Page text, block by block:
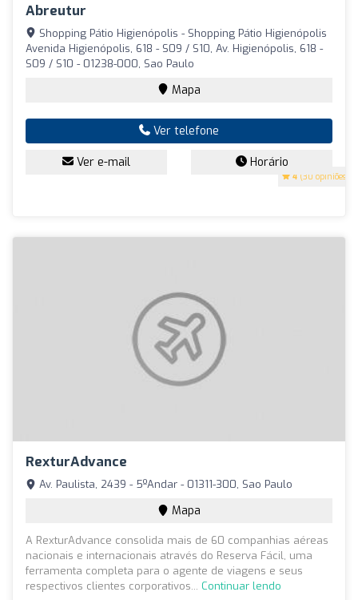
Abreutur
4 (30 opiniões)
Shopping Pátio Higienópolis - Shopping Pátio Higienópolis
Avenida Higienópolis, 618 - S09 / S10, Av. Higienópolis, 618 -
S09 / S10 - 01238-000, Sao Paulo
Mapa
Ver telefone
Ver e-mail Horário
RexturAdvance
Av. Paulista, 2439 - 5ºAndar - 01311-300, Sao Paulo
Mapa
A RexturAdvance consolida mais de 60 companhias aéreas
nacionais e internacionais através do Reserva Fácil, uma
ferramenta completa para o agente de viagens e seus
respectivos clientes corporativos... Continuar lendo